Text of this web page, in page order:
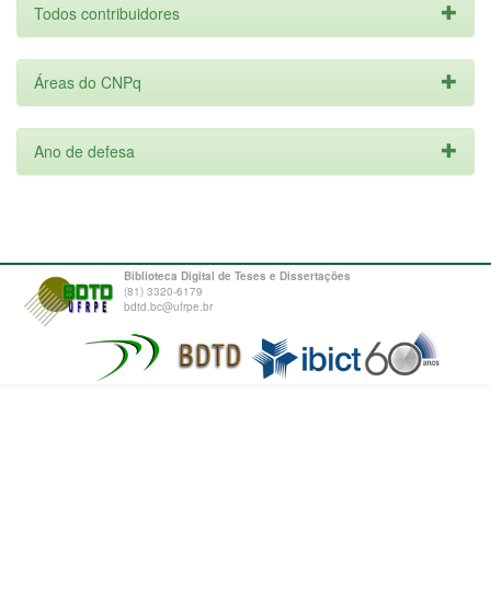
Todos contribuidores
Áreas do CNPq
Ano de defesa
Biblioteca Digital de Teses e Dissertações
(81) 3320-6179
bdtd.bc@ufrpe.br